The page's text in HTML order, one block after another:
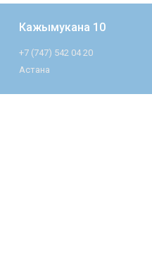
Кажымукана 10
+7 (747) 542 04 20
Астана